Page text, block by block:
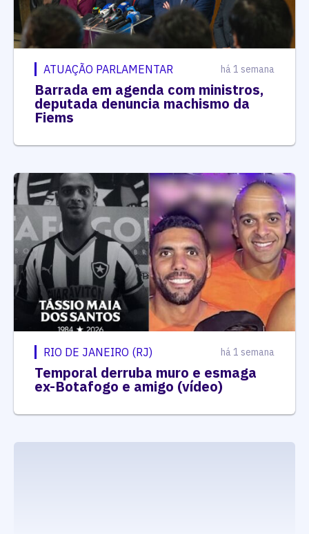
ATUAÇÃO PARLAMENTAR há 1 semana
Barrada em agenda com ministros,
deputada denuncia machismo da
Fiems
RIO DE JANEIRO (RJ) há 1 semana
Temporal derruba muro e esmaga
ex-Botafogo e amigo (vídeo)